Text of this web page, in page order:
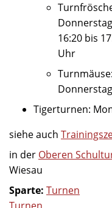
16:20 bis
Uhr
Turnmäuse:
Tigerturnen:
siehe auch
in der Oberen
Wiesau
Sparte: Turnen